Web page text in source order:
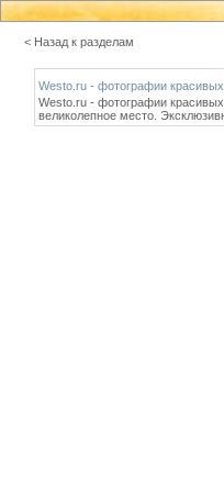
< Назад к разделам
Westo.ru - фотографии
Westo.ru - фотографии
великолепное место.